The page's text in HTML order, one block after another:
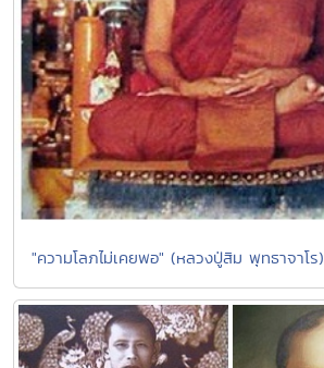
"ความโลภไม่เคยพอ" (หลวงปู่สิม พุทธาจาโร)